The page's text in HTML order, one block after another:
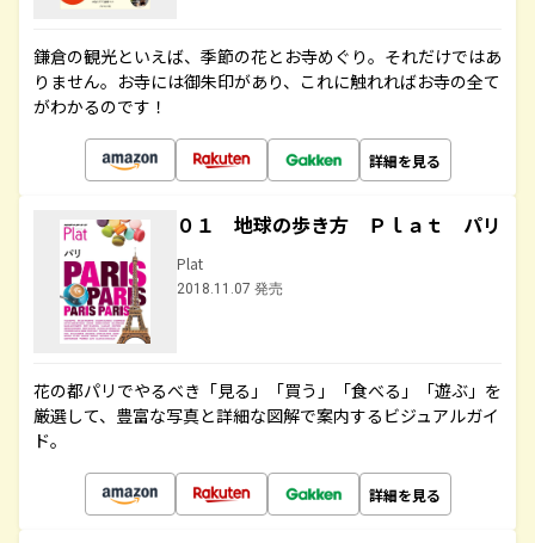
鎌倉の観光といえば、季節の花とお寺めぐり。それだけではあ
りません。お寺には御朱印があり、これに触れればお寺の全て
がわかるのです！
詳細を見る
０１ 地球の歩き方 Ｐｌａｔ パリ
Plat
2018.11.07 発売
花の都パリでやるべき「見る」「買う」「食べる」「遊ぶ」を
厳選して、豊富な写真と詳細な図解で案内するビジュアルガイ
ド。
詳細を見る